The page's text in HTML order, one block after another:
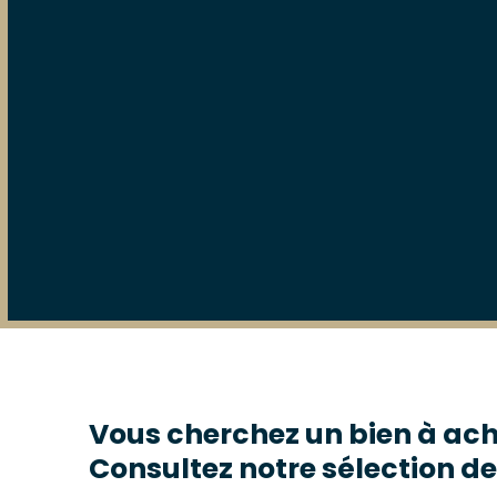
Vous cherchez un bien à
Consultez notre sélection